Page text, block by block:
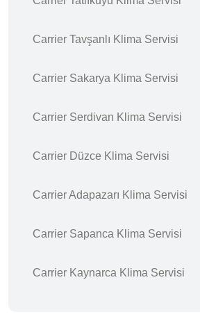
Carrier Tavşanlı Klima Servisi
Carrier Sakarya Klima Servisi
Carrier Serdivan Klima Servisi
Carrier Düzce Klima Servisi
Carrier Adapazarı Klima Servisi
Carrier Sapanca Klima Servisi
Carrier Kaynarca Klima Servisi